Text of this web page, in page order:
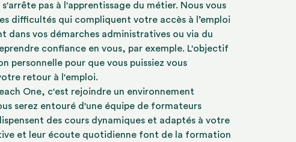
pas à l'apprentissage du métier. Nous vous
difficultés qui compliquent votre accès à l’emploi
dans vos démarches administratives ou via du
confiance en vous, par exemple. L'objectif
personnelle pour que vous puissiez vous
retour à l'emploi.
One, c'est rejoindre un environnement
serez entouré d'une équipe de formateurs
des cours dynamiques et adaptés à votre
et leur écoute quotidienne font de la formation